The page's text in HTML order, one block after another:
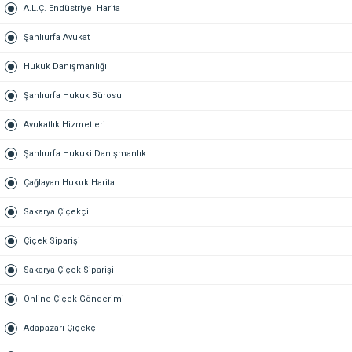
A.L.Ç. Endüstriyel Harita
Şanlıurfa Avukat
Hukuk Danışmanlığı
Şanlıurfa Hukuk Bürosu
Avukatlık Hizmetleri
Şanlıurfa Hukuki Danışmanlık
Çağlayan Hukuk Harita
Sakarya Çiçekçi
Çiçek Siparişi
Sakarya Çiçek Siparişi
Online Çiçek Gönderimi
Adapazarı Çiçekçi